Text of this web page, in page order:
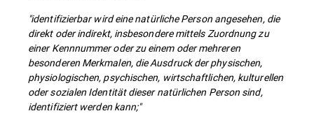
"identifizierbar wird eine natürliche Person angesehen, die
direkt oder indirekt, insbesondere mittels Zuordnung zu
einer Kennnummer oder zu einem oder mehreren
besonderen Merkmalen, die Ausdruck der physischen,
physiologischen, psychischen, wirtschaftlichen, kulturellen
oder sozialen Identität dieser natürlichen Person sind,
identifiziert werden kann;"